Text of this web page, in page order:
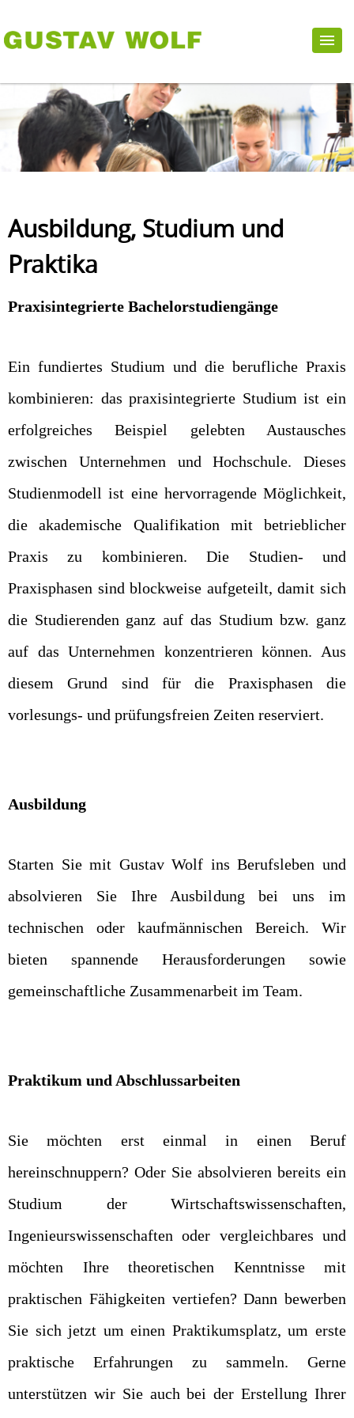
Ausbildung, Studium und
Praktika
Praxisintegrierte Bachelorstudiengänge
Ein fundiertes Studium und die berufliche Praxis
kombinieren: das praxisintegrierte Studium ist ein
erfolgreiches Beispiel gelebten Austausches
zwischen Unternehmen und Hochschule. Dieses
Studienmodell ist eine hervorragende Möglichkeit,
die akademische Qualifikation mit betrieblicher
Praxis zu kombinieren. Die Studien- und
Praxisphasen sind blockweise aufgeteilt, damit sich
die Studierenden ganz auf das Studium bzw. ganz
auf das Unternehmen konzentrieren können. Aus
diesem Grund sind für die Praxisphasen die
vorlesungs- und prüfungsfreien Zeiten reserviert.
Ausbildung
Starten Sie mit Gustav Wolf ins Berufsleben und
absolvieren Sie Ihre Ausbildung bei uns im
technischen oder kaufmännischen Bereich. Wir
bieten spannende Herausforderungen sowie
gemeinschaftliche Zusammenarbeit im Team.
Praktikum und Abschlussarbeiten
Sie möchten erst einmal in einen Beruf
hereinschnuppern? Oder Sie absolvieren bereits ein
Studium der Wirtschaftswissenschaften,
Ingenieurswissenschaften oder vergleichbares und
möchten Ihre theoretischen Kenntnisse mit
praktischen Fähigkeiten vertiefen? Dann bewerben
Sie sich jetzt um einen Praktikumsplatz, um erste
praktische Erfahrungen zu sammeln. Gerne
unterstützen wir Sie auch bei der Erstellung Ihrer